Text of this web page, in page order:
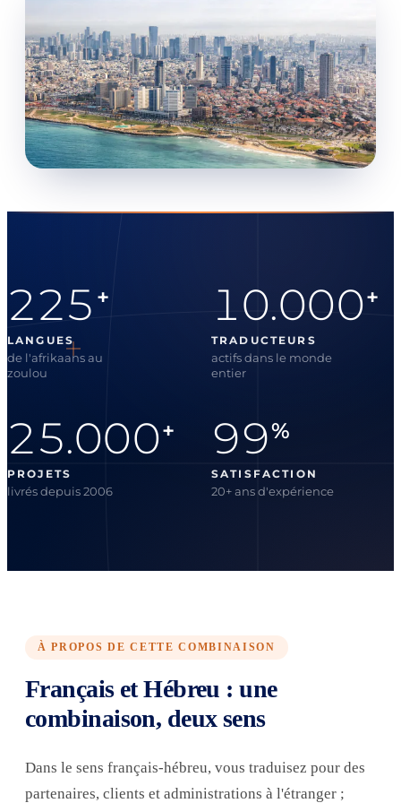
225 +
LANGUES
de l'afrikaans au
zoulou
10.000+
TRADUCTEURS
actifs dans le monde
entier
25.000+
PROJETS
livrés depuis 2006
99%
SATISFACTION
20+ ans d'expérience
À PROPOS DE CETTE COMBINAISON
Français et Hébreu : une
combinaison, deux sens
Dans le sens français-hébreu, vous traduisez pour des
partenaires, clients et administrations à l'étranger ;